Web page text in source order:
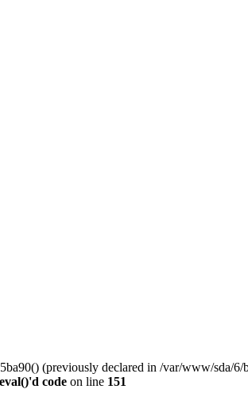
(previously declared in /var/www/sda/
code on line 151